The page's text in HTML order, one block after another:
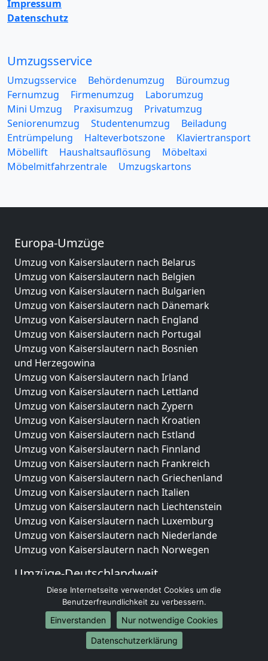
Impressum
Datenschutz
Umzugsservice
Umzugsservice Behördenumzug
Büroumzug
Fernumzug
Firmenumzug
Laborumzug
Mini Umzug
Praxisumzug
Privatumzug
Seniorenumzug
Studentenumzug
Beiladung
Entrümpelung
Halteverbotszone
Klaviertransport
Möbellift
Haushaltsauflösung
Möbeltaxi
Möbelmitfahrzentrale
Umzugskartons
Europa-Umzüge
Umzug von Kaiserslautern nach Belarus
Umzug von Kaiserslautern nach Belgien
Umzug von Kaiserslautern nach Bulgarien
Umzug von Kaiserslautern nach Dänemark
Umzug von Kaiserslautern nach England
Umzug von Kaiserslautern nach Portugal
Umzug von Kaiserslautern nach Bosnien
und Herzegowina
Umzug von Kaiserslautern nach Irland
Umzug von Kaiserslautern nach Lettland
Umzug von Kaiserslautern nach Zypern
Umzug von Kaiserslautern nach Kroatien
Umzug von Kaiserslautern nach Estland
Umzug von Kaiserslautern nach Finnland
Umzug von Kaiserslautern nach Frankreich
Umzug von Kaiserslautern nach Griechenland
Umzug von Kaiserslautern nach Italien
Umzug von Kaiserslautern nach Liechtenstein
Umzug von Kaiserslautern nach Luxemburg
Umzug von Kaiserslautern nach Niederlande
Umzug von Kaiserslautern nach Norwegen
Umzüge-Deutschlandweit
Umzug von Kaiserslautern nach Berlin
Umzug von Kaiserslautern nach Hamburg
Umzug von Kaiserslautern nach München
Umzug von Kaiserslautern nach Köln
Umzug von Kaiserslautern nach Frankfurt am Main
Diese Internetseite verwendet Cookies um die
Benutzerfreundlichkeit zu verbessern.
Einverstanden
Nur notwendige Cookies
Datenschutzerklärung